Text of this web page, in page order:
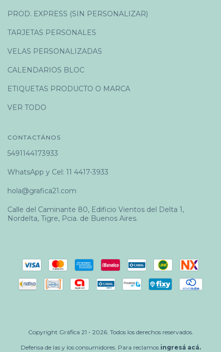
PROD. EXPRESS (SIN PERSONALIZAR)
TARJETAS PERSONALES
VELAS PERSONALIZADAS
CALENDARIOS BLOC
ETIQUETAS PRODUCTO O MARCA
VER TODO
CONTACTÁNOS
5491144173933
WhatsApp y Cel: 11 4417-3933
hola@grafica21.com
Calle del Caminante 80, Edificio Vientos del Delta 1,
Nordelta, Tigre, Pcia. de Buenos Aires.
Copyright Gráfica 21 - 2026. Todos los derechos reservados.
Defensa de las y los consumidores. Para reclamos ingresá acá.